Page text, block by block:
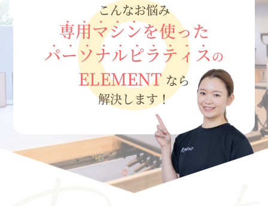
こんなお悩み
専用マシンを使った
パーソナルピラティスの
ELEMENTなら
解決します！